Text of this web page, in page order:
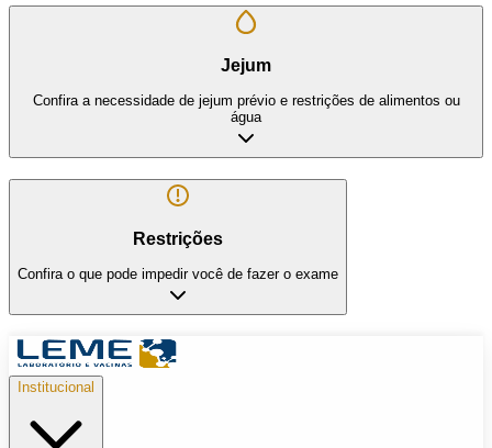
Jejum
Confira a necessidade de jejum prévio e restrições de alimentos ou
água
Restrições
Confira o que pode impedir você de fazer o exame
Institucional